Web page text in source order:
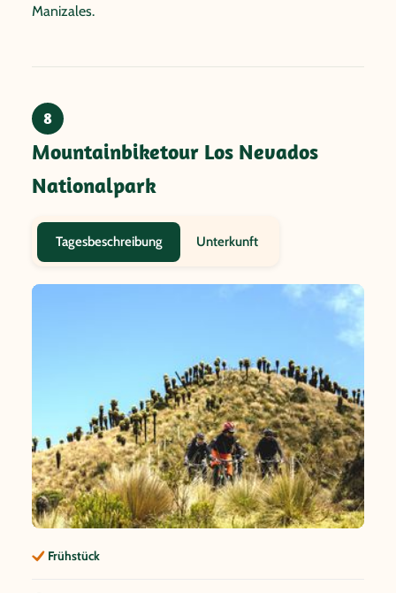
Manizales.
8
Mountainbiketour Los Nevados
Nationalpark
Tagesbeschreibung Unterkunft
Frühstück